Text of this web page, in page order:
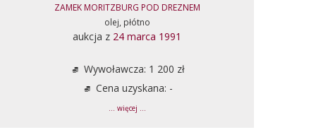
ZAMEK MORITZBURG POD DREZNEM
olej, płótno
aukcja z 24 marca 1991
Wywoławcza: 1 200 zł
Cena uzyskana: -
... więcej ...